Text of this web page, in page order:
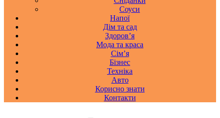
Соуси
Напої
Дім та сад
Здоровʼя
Мода та краса
Сімʼя
Бізнес
Техніка
Авто
Корисно знати
Контакти